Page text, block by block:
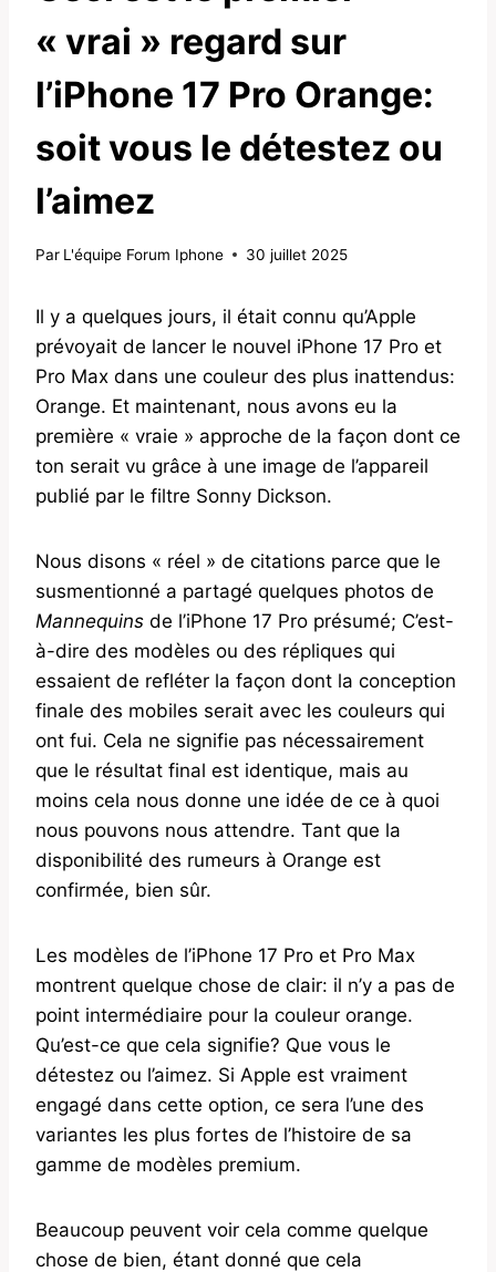
« vrai » regard sur
l’iPhone 17 Pro Orange:
soit vous le détestez ou
l’aimez
Par L'équipe Forum Iphone 30 juillet 2025
Il y a quelques jours, il était connu qu’Apple
prévoyait de lancer le nouvel iPhone 17 Pro et
Pro Max dans une couleur des plus inattendus:
Orange. Et maintenant, nous avons eu la
première « vraie » approche de la façon dont ce
ton serait vu grâce à une image de l’appareil
publié par le filtre Sonny Dickson.
Nous disons « réel » de citations parce que le
susmentionné a partagé quelques photos de
Mannequins de l’iPhone 17 Pro présumé; C’est-
à-dire des modèles ou des répliques qui
essaient de refléter la façon dont la conception
finale des mobiles serait avec les couleurs qui
ont fui. Cela ne signifie pas nécessairement
que le résultat final est identique, mais au
moins cela nous donne une idée de ce à quoi
nous pouvons nous attendre. Tant que la
disponibilité des rumeurs à Orange est
confirmée, bien sûr.
Les modèles de l’iPhone 17 Pro et Pro Max
montrent quelque chose de clair: il n’y a pas de
point intermédiaire pour la couleur orange.
Qu’est-ce que cela signifie? Que vous le
détestez ou l’aimez. Si Apple est vraiment
engagé dans cette option, ce sera l’une des
variantes les plus fortes de l’histoire de sa
gamme de modèles premium.
Beaucoup peuvent voir cela comme quelque
chose de bien, étant donné que cela